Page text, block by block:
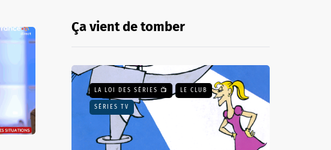
Ça vient de tomber
LA LOI DES SÉRIES 📺 LE CLUB
SÉRIES TV